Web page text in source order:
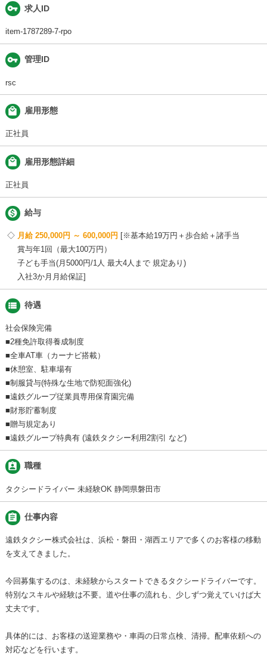
vpn_key 求人ID
item-1787289-7-rpo
vpn_key 管理ID
rsc
local_mall 雇用形態
正社員
local_mall 雇用形態詳細
正社員
 給与
月給 250,000円 ～ 600,000円
※基本給19万円＋歩合給＋諸手当
賞与年1回（最大100万円）
子ども手当(月5000円/1人 最大4人まで 規定あり)
入社3か月月給保証
view_list 待遇
社会保険完備
■2種免許取得養成制度
■全車AT車（カーナビ搭載）
■休憩室、駐車場有
■制服貸与(特殊な生地で防犯面強化)
■遠鉄グループ従業員専用保育園完備
■財形貯蓄制度
■贈与規定あり
■遠鉄グループ特典有 (遠鉄タクシー利用2割引 など)
assignment_ind 職種
タクシードライバー 未経験OK 静岡県磐田市
assignment 仕事内容
遠鉄タクシー株式会社は、浜松・磐田・湖西エリアで多くのお客様の移動
を支えてきました。
今回募集するのは、未経験からスタートできるタクシードライバーです。
特別なスキルや経験は不要。道や仕事の流れも、少しずつ覚えていけば大
丈夫です。
具体的には、お客様の送迎業務や・車両の日常点検、清掃。配車依頼への
対応などを行います。